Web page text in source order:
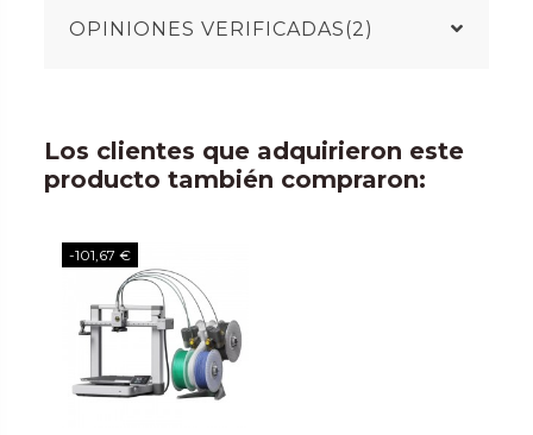
OPINIONES VERIFICADAS(2)
Los clientes que adquirieron este
producto también compraron:
-101,67 €